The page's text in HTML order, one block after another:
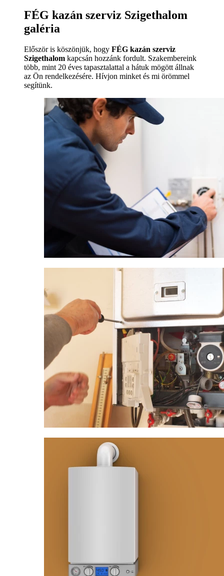
FÉG kazán szerviz Szigethalom
galéria
Először is köszönjük, hogy FÉG kazán szerviz
Szigethalom kapcsán hozzánk fordult. Szakembereink
több, mint 20 éves tapasztalattal a hátuk mögött állnak
az Ön rendelkezésére. Hívjon minket és mi örömmel
segítünk.